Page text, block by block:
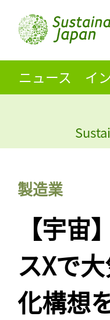
ニュース イ
製造業
【宇
スXで
化構想